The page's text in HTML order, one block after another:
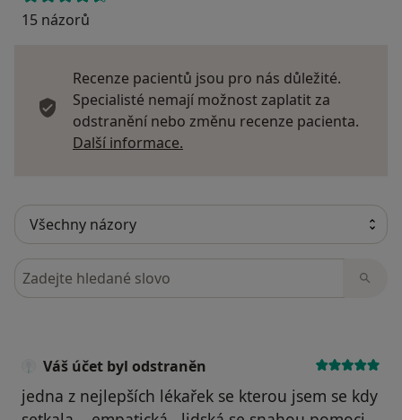
15 názorů
Recenze pacientů jsou pro nás důležité.
Specialisté nemají možnost zaplatit za
odstranění nebo změnu recenze pacienta.
Další informace.
Hledejte v názorech
Váš účet byl odstraněn
jedna z nejlepších lékařek se kterou jsem se kdy